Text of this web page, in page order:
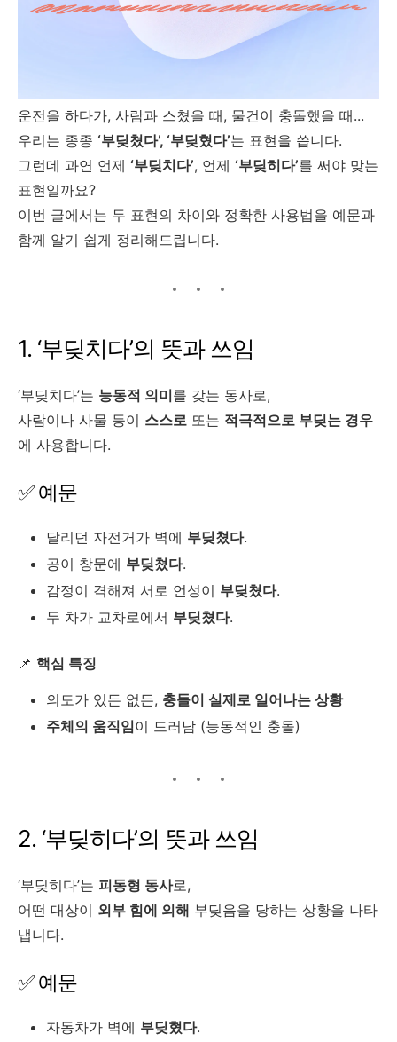
운전을 하다가, 사람과 스쳤을 때, 물건이 충돌했을 때...
우리는 종종 ‘부딪쳤다’, ‘부딪혔다’는 표현을 씁니다.
그런데 과연 언제 ‘부딪치다’, 언제 ‘부딪히다’를 써야 맞는
표현일까요?
이번 글에서는 두 표현의 차이와 정확한 사용법을 예문과
함께 알기 쉽게 정리해드립니다.
1. ‘부딪치다’의 뜻과 쓰임
‘부딪치다’는 능동적 의미를 갖는 동사로,
사람이나 사물 등이 스스로 또는 적극적으로 부딪는 경우
에 사용합니다.
✅ 예문
달리던 자전거가 벽에 부딪쳤다.
공이 창문에 부딪쳤다.
감정이 격해져 서로 언성이 부딪쳤다.
두 차가 교차로에서 부딪쳤다.
📌 핵심 특징
의도가 있든 없든, 충돌이 실제로 일어나는 상황
주체의 움직임이 드러남 (능동적인 충돌)
2. ‘부딪히다’의 뜻과 쓰임
‘부딪히다’는 피동형 동사로,
어떤 대상이 외부 힘에 의해 부딪음을 당하는 상황을 나타
냅니다.
✅ 예문
자동차가 벽에 부딪혔다.